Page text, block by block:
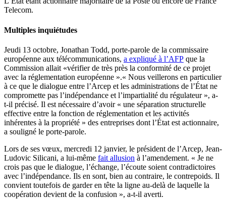
Telecom.
Multiples inquiétudes
Jeudi 13 octobre, Jonathan Todd, porte-parole de la commissaire
européenne aux télécommunications, a expliqué à l’AFP que la
Commission allait «vérifier de très près la conformité de ce projet
avec la réglementation européenne ».« Nous veillerons en particulier
à ce que le dialogue entre l’Arcep et les administrations de l’État ne
compromette pas l’indépendance et l’impartialité du régulateur », a-
t-il précisé. Il est nécessaire d’avoir « une séparation structurelle
effective entre la fonction de réglementation et les activités
inhérentes à la propriété » des entreprises dont l’État est actionnaire,
a souligné le porte-parole.
Lors de ses vœux, mercredi 12 janvier, le président de l’Arcep, Jean-
Ludovic Silicani, a lui-même fait allusion à l’amendement. « Je ne
crois pas que le dialogue, l’échange, l’écoute soient contradictoires
avec l’indépendance. Ils en sont, bien au contraire, le contrepoids. Il
convient toutefois de garder en tête la ligne au-delà de laquelle la
coopération devient de la confusion », a-t-il averti.